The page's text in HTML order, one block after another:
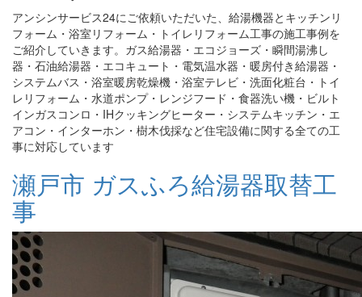
アンシンサービス24にご依頼いただいた、給湯機器とキッチンリ
フォーム・浴室リフォーム・トイレリフォーム工事の施工事例を
ご紹介していきます。ガス給湯器・エコジョーズ・瞬間湯沸し
器・石油給湯器・エコキュート・電気温水器・暖房付き給湯器・
システムバス・浴室暖房乾燥機・浴室テレビ・洗面化粧台・トイ
レリフォーム・水道ポンプ・レンジフード・食器洗い機・ビルト
インガスコンロ・IHクッキングヒーター・システムキッチン・エ
アコン・インターホン・樹木伐採など住宅設備に関する全ての工
事に対応しています
瀬戸市 ガスふろ給湯器取替工
事